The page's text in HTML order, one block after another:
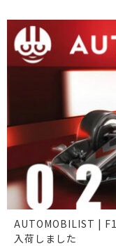
AUTOMOBILIST |
入荷しました